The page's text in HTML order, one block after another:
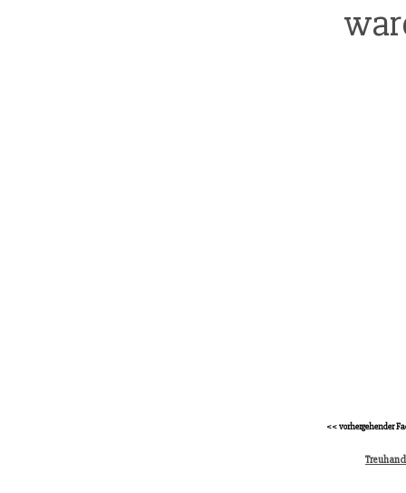
<< vorhergehender